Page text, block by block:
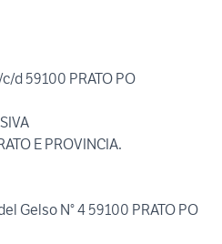
d 59100 PRATO PO
E PROVINCIA.
Gelso N° 4 59100 PRATO PO